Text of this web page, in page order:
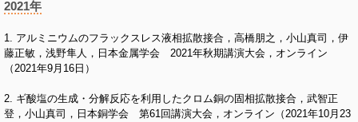
2021年
1. アルミニウムのフラックスレス液相拡散接合，高橋朋之，小山真司，伊
藤正敏，浅野隼人，日本金属学会 2021年秋期講演大会，オンライン
（2021年9月16日）
2. ギ酸塩の生成・分解反応を利用したクロム銅の固相拡散接合，武智正
登，小山真司，日本銅学会 第61回講演大会，オンライン（2021年10月23